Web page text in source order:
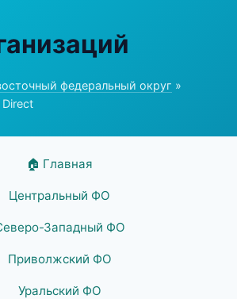
федеральный округ »
🏠 Главная
Центральный ФО
Западный ФО
Приволжский ФО
Уральский ФО